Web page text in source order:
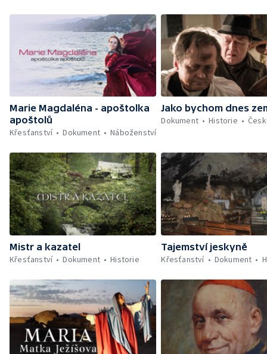
Marie Magdaléna - apoštolka
apoštolů
Křesťanství
Dokument Náboženství
Jako bychom dnes
Dokument
Historie
Mistr a kazatel
Křesťanství
Dokument Historie
Tajemství jeskyně
Křesťanství
Dokument